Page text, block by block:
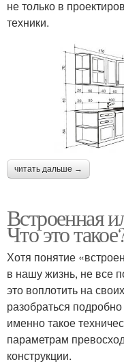
не только в
техники.
читать дальше →
Встроенная
Что это
Хотя понятие
в нашу жизнь, не все
это воплотить на
разобраться
именно такое
параметрам
конструкции.